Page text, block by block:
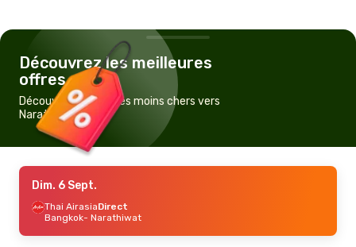
Découvrez les meilleures
offres
Découvrez les vols les moins chers vers
Narathiwat
Dim. 6 Sept.
Thai AirasiaDirect
Bangkok- Narathiwat